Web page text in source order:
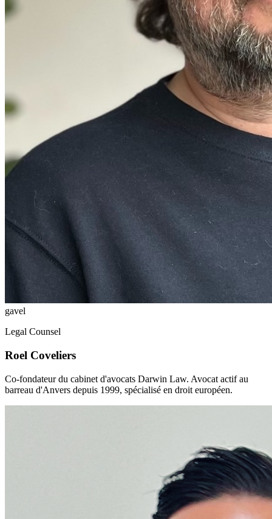
gavel
Legal Counsel
Roel Coveliers
Co-fondateur du cabinet d'avocats Darwin Law. Avocat actif au
barreau d'Anvers depuis 1999, spécialisé en droit européen.